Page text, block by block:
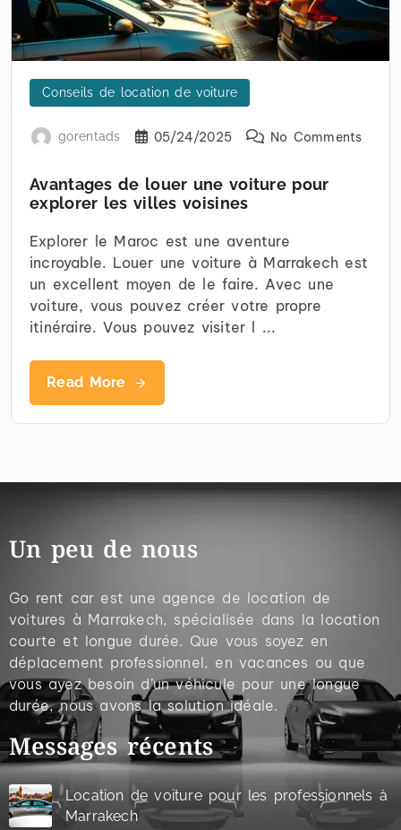
Conseils de location de voiture
gorentads 05/24/2025 No Comments
Avantages de louer une voiture pour
explorer les villes voisines
Explorer le Maroc est une aventure
incroyable. Louer une voiture à Marrakech est
un excellent moyen de le faire. Avec une
voiture, vous pouvez créer votre propre
itinéraire. Vous pouvez visiter l ...
Read More
Un peu de nous
Go rent car est une agence de location de
voitures à Marrakech, spécialisée dans la location
courte et longue durée. Que vous soyez en
déplacement professionnel, en vacances ou que
vous ayez besoin d’un véhicule pour une longue
durée, nous avons la solution idéale.
Messages récents
Location de voiture pour les professionnels à
Marrakech